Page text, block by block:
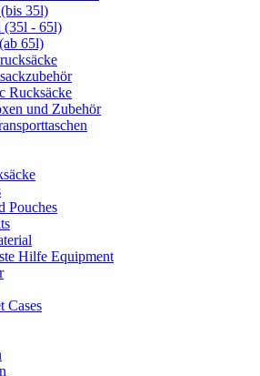
35l)
(35l - 65l)
65l)
Rucksäcke
und Zubehör
Pouches
Hilfe Equipment
Cases